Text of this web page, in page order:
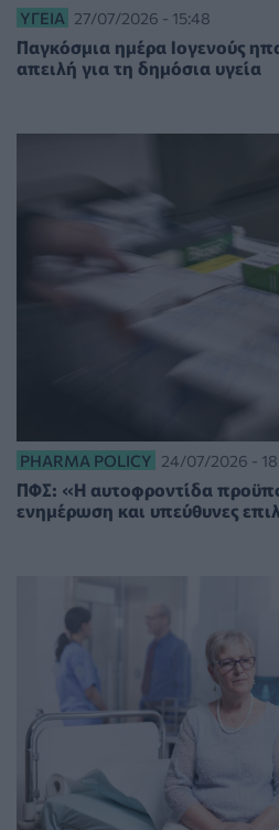
ΥΓΕΊΑ 27/07/2026 - 15:48
Παγκόσμια ημέρα Ιογενούς
απειλή για τη δημόσια υγεία
PHARMA POLICY 24/07/2026 -
ΠΦΣ: «Η αυτοφροντίδα
ενημέρωση και υπεύθυνες